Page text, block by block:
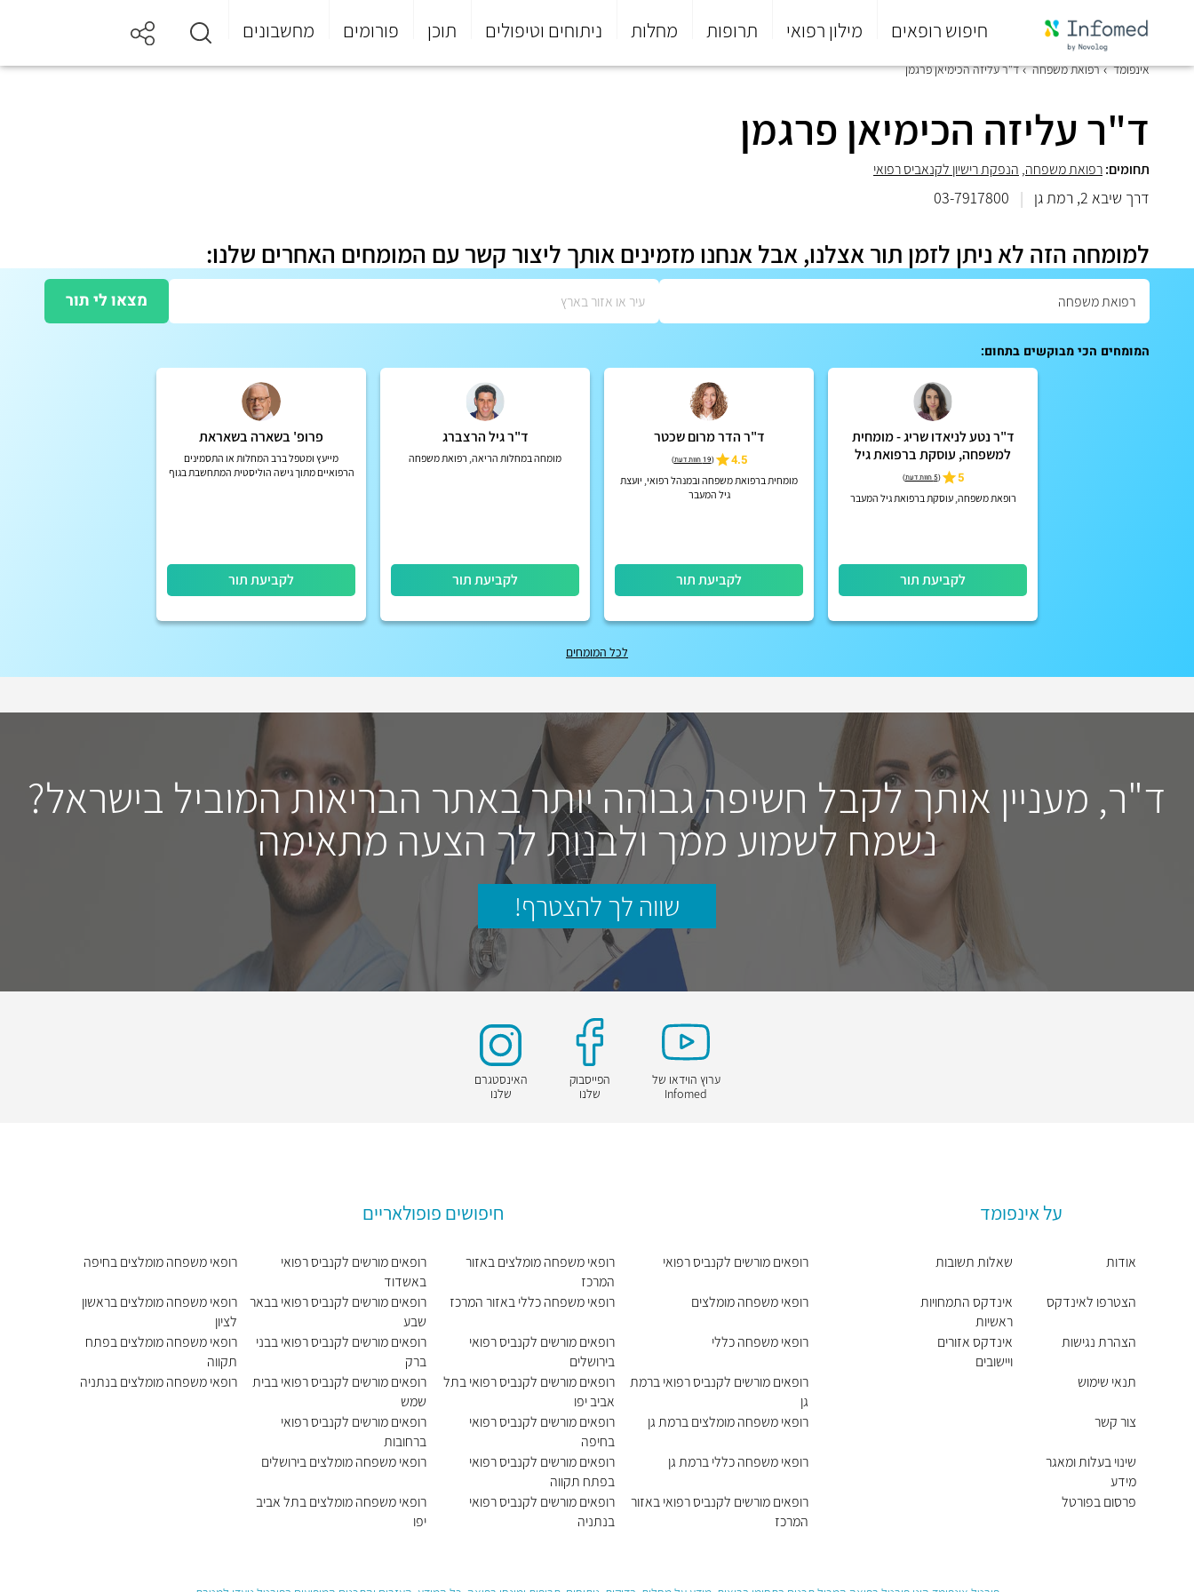
חיפוש רופאים מילון רפואי תרופות מחלות ניתוחים וטיפולים תוכן פורומים מחשבונים
סוף
אינפומד רפואת משפחה ד"ר עליזה הכימיאן פרגמן
ד"ר עליזה הכימיאן פרגמן
תחומים:רפואת משפחה, הנפקת רישיון לקנאביס רפואי
דרך שיבא 2, רמת גן |
03-7917800
למומחה הזה לא ניתן לזמן תור אצלנו, אבל אנחנו מזמינים אותך ליצור קשר עם המומחים האחרים שלנו:
מצאו לי תור
המומחים הכי מבוקשים בתחום:
ד"ר נטע לניאדו שריג - מומחית
למשפחה, עוסקת ברפואת גיל
המעבר 5
(5 חוות דעת )
רופאת משפחה, עוסקת ברפואת גיל המעבר
לקביעת תור
ד"ר הדר מרום שכטר
4.5
(19 חוות דעת )
מומחית ברפואת משפחה ובמנהל רפואי, יועצת
גיל המעבר
לקביעת תור
ד"ר גיל הרצברג
מומחה במחלות הריאה, רפואת משפחה
לקביעת תור
פרופ' בשארה בשאראת
מייעץ ומטפל ברב המחלות או התסמינים
הרפואיים מתוך גישה הוליסטית המתחשבת בגוף
לקביעת תור
לכל המומחים
ד"ר, מעניין אותך לקבל חשיפה גבוהה יותר באתר הבריאות המוביל בישראל?
נשמח לשמוע ממך ולבנות לך הצעה מתאימה
שווה לך להצטרף!
ערוץ הוידאו של
Infomed
הפייסבוק
שלנו
האינסטגרם
שלנו
על אינפומד
אודות
הצטרפו לאינדקס
הצהרת נגישות
תנאי שימוש
צור קשר
שינוי בעלות ומאגר
מידע
פרסום בפורטל
שאלות תשובות
אינדקס התמחויות
ראשיות
אינדקס אזורים
ויישובים
חיפושים פופולאריים
רופאים מורשים לקנביס רפואי
רופאי משפחה מומלצים
רופאי משפחה כללי
רופאים מורשים לקנביס רפואי ברמת
גן
רופאי משפחה מומלצים ברמת גן
רופאי משפחה כללי ברמת גן
רופאים מורשים לקנביס רפואי באזור
המרכז
רופאי משפחה מומלצים באזור
המרכז
רופאי משפחה כללי באזור המרכז
רופאים מורשים לקנביס רפואי
בירושלים
רופאים מורשים לקנביס רפואי בתל
אביב יפו
רופאים מורשים לקנביס רפואי
בחיפה
רופאים מורשים לקנביס רפואי
בפתח תקווה
רופאים מורשים לקנביס רפואי
בנתניה
רופאים מורשים לקנביס רפואי
באשדוד
רופאים מורשים לקנביס רפואי בבאר
שבע
רופאים מורשים לקנביס רפואי בבני
ברק
רופאים מורשים לקנביס רפואי בבית
שמש
רופאים מורשים לקנביס רפואי
ברחובות
רופאי משפחה מומלצים בירושלים
רופאי משפחה מומלצים בתל אביב
יפו
רופאי משפחה מומלצים בחיפה
רופאי משפחה מומלצים בראשון
לציון
רופאי משפחה מומלצים בפתח
תקווה
רופאי משפחה מומלצים בנתניה